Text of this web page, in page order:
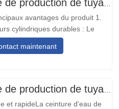
avantages du produit 1.
cylindriques durables : Le
goutte à goutte avec
rond incrusté est équipé de
adapté aux opérations
maintenant
et rapideLa ceinture d'eau de